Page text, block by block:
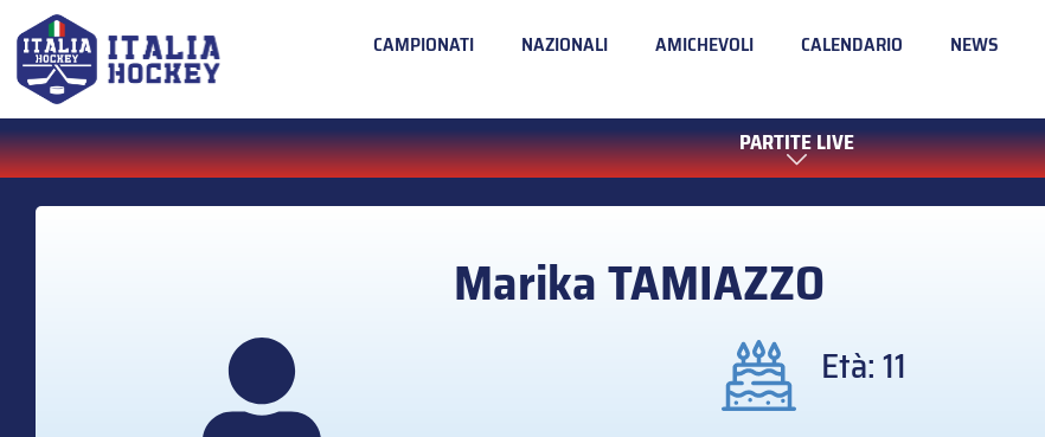
CAMPIONATI NAZIONALI AMICHEVOLI CALENDARIO NEWS
PARTITE LIVE
MarikaTAMIAZZO
Età: 11